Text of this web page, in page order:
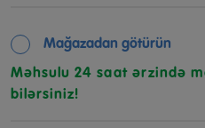
Mağazadan götürün
Məhsulu 24 saat ərzində
bilərsiniz!